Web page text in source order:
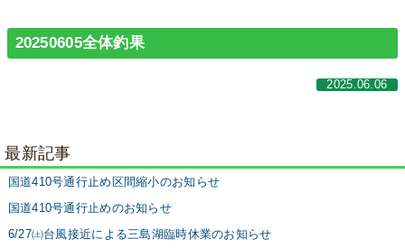
20250605全体釣果
2025.06.06
最新記事
国道410号通行止め区間縮小のお知らせ
国道410号通行止めのお知らせ
6/27㈯台風接近による三島湖臨時休業のお知らせ